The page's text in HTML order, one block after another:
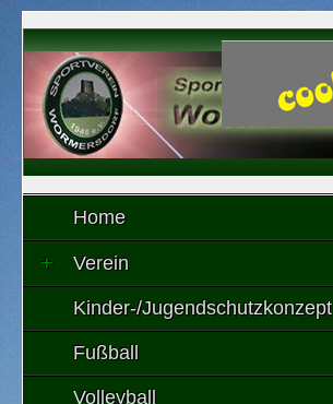
Home
Verein
Kinder-/Jugendschutzkonzept
Fußball
Volleyball